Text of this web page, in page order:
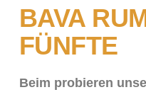
BAVA
FÜNFTE
Beim probieren